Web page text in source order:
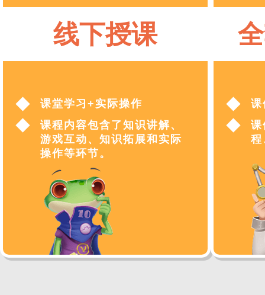
线下授课
课堂学习+实际操作
课程内容包含了知识讲解、
游戏互动、知识拓展和实际
操作等环节。
课
课
程